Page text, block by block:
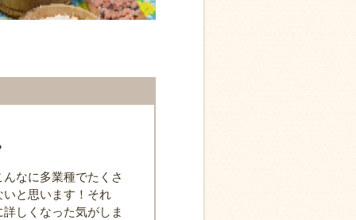
なに多業種でたくさ
と思います！それ
しくなった気がしま